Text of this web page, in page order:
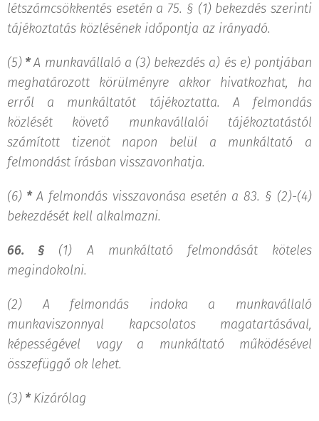
létszámcsökkentés esetén a 75. § (1) bekezdés szerinti
tájékoztatás közlésének időpontja az irányadó.
(5) *A munkavállaló a (3) bekezdés a) és e) pontjában
meghatározott körülményre akkor hivatkozhat, ha
erről a munkáltatót tájékoztatta. A felmondás
közlését követő munkavállalói tájékoztatástól
számított tizenöt napon belül a munkáltató a
felmondást írásban visszavonhatja.
(6) *A felmondás visszavonása esetén a 83. § (2)-(4)
bekezdését kell alkalmazni.
66. § (1) A munkáltató felmondását köteles
megindokolni.
(2) A felmondás indoka a munkavállaló
munkaviszonnyal kapcsolatos magatartásával,
képességével vagy a munkáltató működésével
összefüggő ok lehet.
(3) *Kizárólag